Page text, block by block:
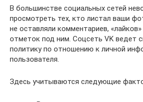
В большинстве социальных сетей
просмотреть тех, кто листал ваши
не оставляли комментариев, «лайков»
отметок под ним. Соцсеть VK ведет
политику по отношению к личной
пользователя.
Здесь учитываются следующие